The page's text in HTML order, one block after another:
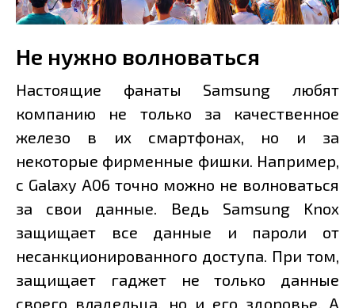
Не нужно волноваться
Настоящие фанаты Samsung любят
компанию не только за качественное
железо в их смартфонах, но и за
некоторые фирменные фишки. Например,
с Galaxy A06 точно можно не волноваться
за свои данные. Ведь Samsung Knox
защищает все данные и пароли от
несанкционированного доступа. При том,
защищает гаджет не только данные
своего владельца, но и его здоровье. А